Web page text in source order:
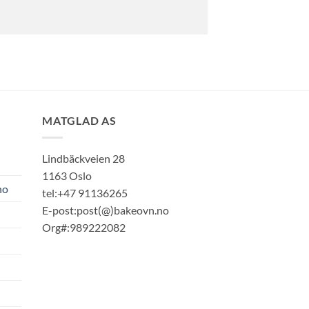
MATGLAD AS
Lindbäckveien 28
1163 Oslo
tel:+47 91136265
E-post:post(@)bakeovn.no
Org#:989222082